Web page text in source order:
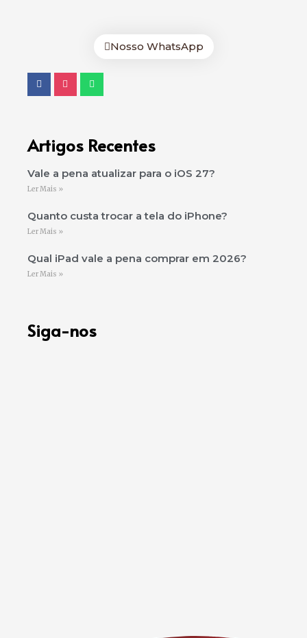
Nosso WhatsApp
Artigos Recentes
Vale a pena atualizar para o iOS 27?
Ler Mais »
Quanto custa trocar a tela do iPhone?
Ler Mais »
Qual iPad vale a pena comprar em 2026?
Ler Mais »
Siga-nos